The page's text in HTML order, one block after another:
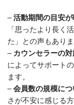
–活動期間の目安
「思ったより長く
た」との声もありま
– カウンセラーの
によってサポート
ます。
–会員数の規模につ
さが不安に感じる